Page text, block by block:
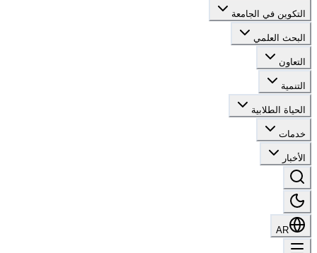
التكوين في الجامعة
البحث العلمي
التعاون
التنمية
الحياة الطلابية
خدمات
الأخبار
AR